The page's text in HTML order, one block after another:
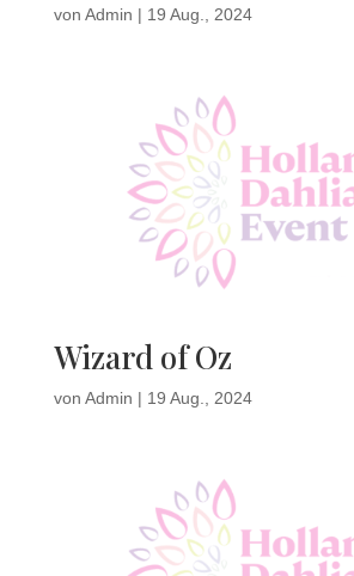
von Admin | 19 Aug., 2024
Wizard of Oz
von Admin | 19 Aug., 2024